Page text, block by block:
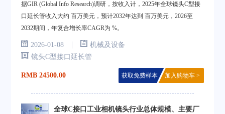
据GIR (Global Info Research)调研，按收入计，2025年全球镜头C型接
口延长管收入大约 百万美元，预计2032年达到 百万美元，2026至
2032期间，年复合增长率CAGR为 %。
2026-01-08 |
机械及设备
镜头C型接口延长管
RMB 24500.00 获取免费样本 加入购物车 >
全球C接口工业相机镜头行业总体规模、主要厂